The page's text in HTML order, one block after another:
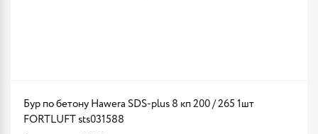
Бур по бетону Hawera SDS-plus 8 кп 200 / 265 1шт
FORTLUFT sts031588